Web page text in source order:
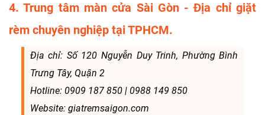
4. Trung tâm màn cửa Sài Gòn - Địa chỉ giặt
rèm chuyên nghiệp tại TPHCM.
Địa chỉ: Số 120 Nguyễn Duy Trinh, Phường Bình
Trưng Tây, Quận 2
Hotline: 0909 187 850 | 0988 149 850
Website: giatremsaigon.com